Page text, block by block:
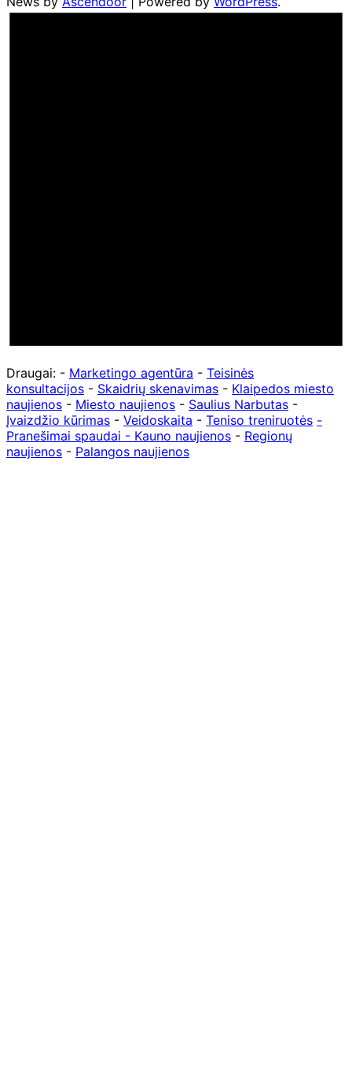
Draugai: - Marketingo agentūra - Teisinės
konsultacijos - Skaidrių skenavimas - Klaipedos miesto
naujienos - Miesto naujienos - Saulius Narbutas -
Įvaizdžio kūrimas - Veidoskaita - Teniso treniruotės -
Pranešimai spaudai - Kauno naujienos - Regionų
naujienos - Palangos naujienos